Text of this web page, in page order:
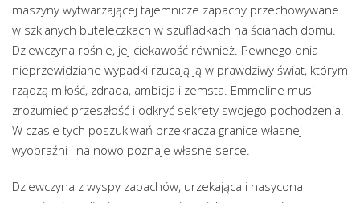
maszyny wytwarzającej tajemnicze zapachy przechowywane
w szklanych buteleczkach w szufladkach na ścianach domu.
Dziewczyna rośnie, jej ciekawość również. Pewnego dnia
nieprzewidziane wypadki rzucają ją w prawdziwy świat, którym
rządzą miłość, zdrada, ambicja i zemsta. Emmeline musi
zrozumieć przeszłość i odkryć sekrety swojego pochodzenia.
W czasie tych poszukiwań przekracza granice własnej
wyobraźni i na nowo poznaje własne serce.
Dziewczyna z wyspy zapachów, urzekająca i nasycona